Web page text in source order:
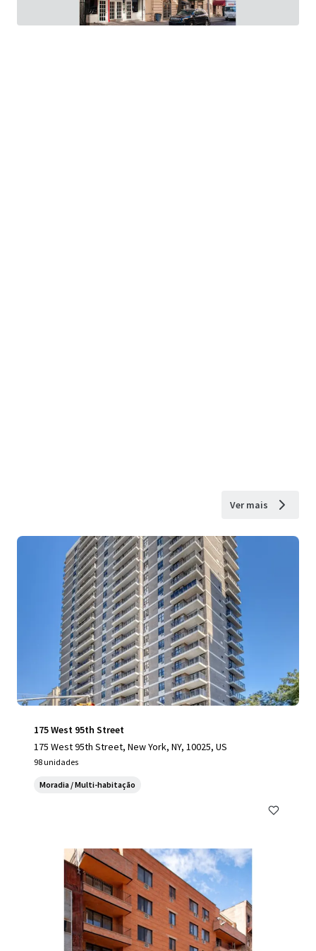
Ver mais
175 West 95th Street
175 West 95th Street, New York, NY, 10025, US
98 unidades
Moradia / Multi-habitação